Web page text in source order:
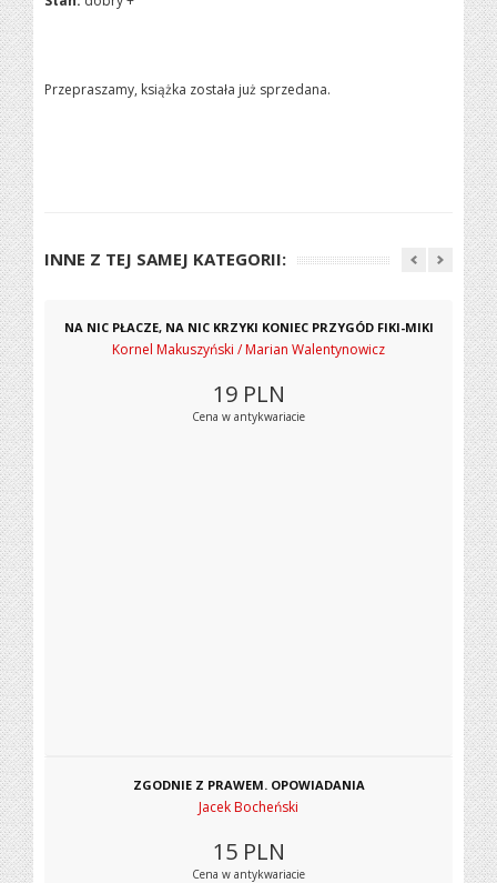
Przepraszamy, książka została już sprzedana.
INNE Z TEJ SAMEJ KATEGORII:
NA NIC PŁACZE, NA NIC KRZYKI KONIEC PRZYGÓD FIKI-MIKI
Kornel Makuszyński / Marian Walentynowicz
19 PLN
Cena w antykwariacie
ZGODNIE Z PRAWEM. OPOWIADANIA
Jacek Bocheński
15 PLN
Cena w antykwariacie